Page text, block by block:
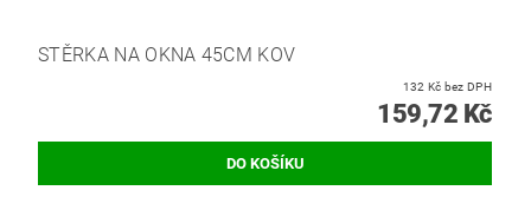
STĚRKA NA OKNA 45CM KOV
132 Kč bez DPH
159,72 Kč